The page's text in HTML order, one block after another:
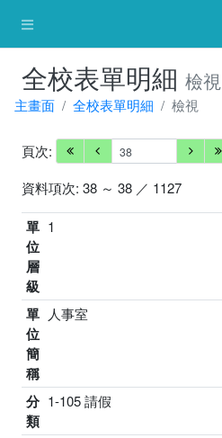
全校表單明細 檢視
主畫面 全校表單明細 檢視
頁次:
資料項次: 38 ～ 38 ／ 1127
單
位
層
級
1
單
位
簡
稱
人事室
分
類
1-105 請假